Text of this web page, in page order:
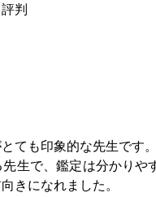
判
ても印象的な先生です。
生で、鑑定は分かり
きになれました。